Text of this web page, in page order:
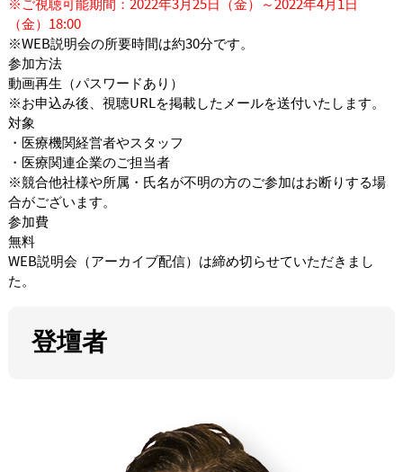
※ご視聴可能期間：2022年3月25日（金）～2022年4月1日
（金）18:00
※WEB説明会の所要時間は約30分です。
参加方法
動画再生（パスワードあり）
※お申込み後、視聴URLを掲載したメールを送付いたします。
対象
・医療機関経営者やスタッフ
・医療関連企業のご担当者
※競合他社様や所属・氏名が不明の方のご参加はお断りする場
合がございます。
参加費
無料
WEB説明会（アーカイブ配信）は締め切らせていただきまし
た。
登壇者